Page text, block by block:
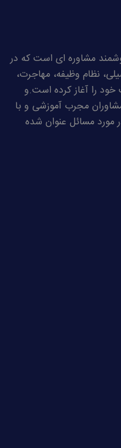
مشاوره ای است که در
نظام وظیفه، مهاجرت،
را آغاز کرده است.و
مجرب آموزشی و با
مسائل عنوان شده